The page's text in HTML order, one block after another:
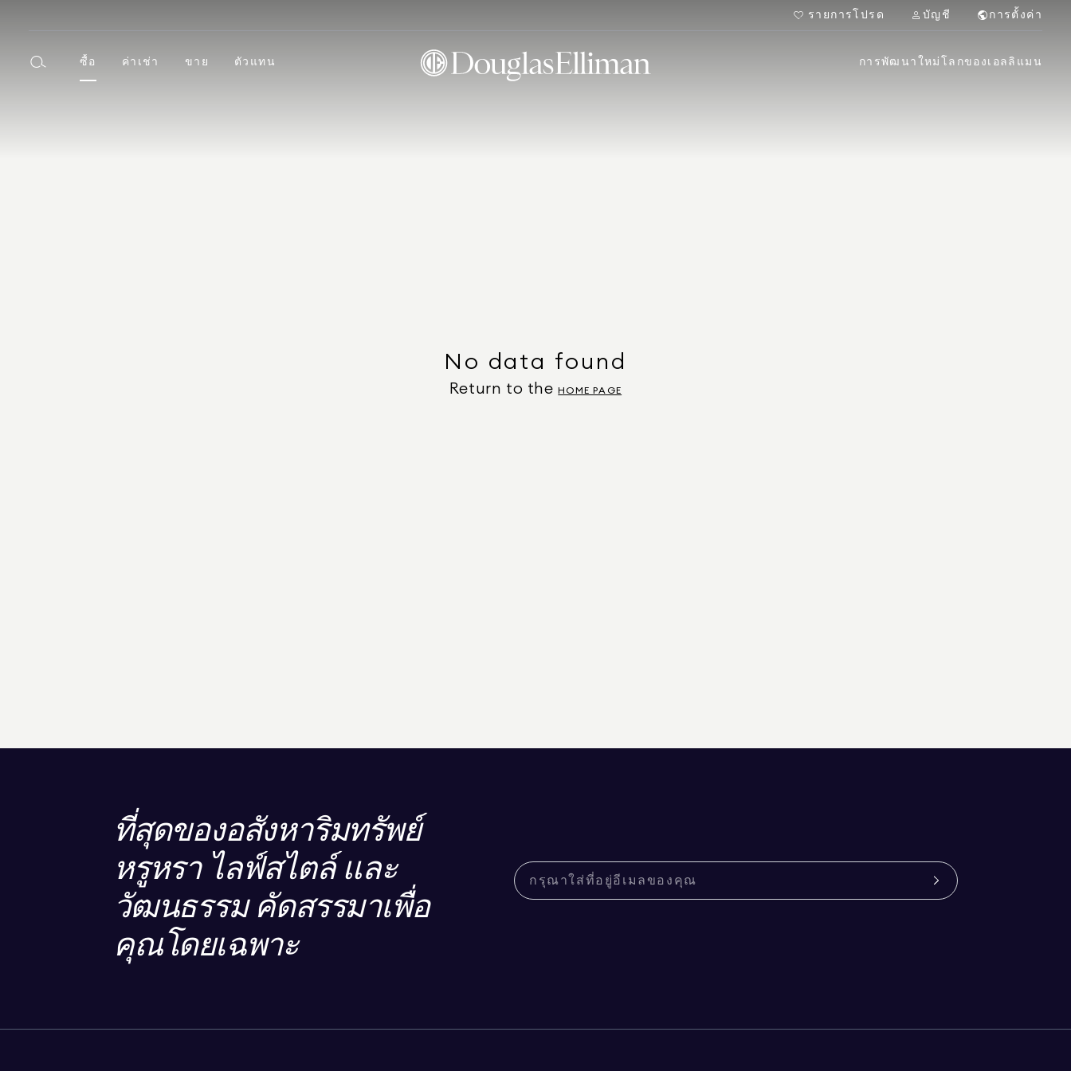
รายการโปรด บัญชี การตั้งค่า
ซื้อ ค่าเช่า ขาย ตัวแทน การพัฒนาใหม่ โลกของเอลลิแมน
No data found
Return to the HOME PAGE
ที่สุดของอสังหาริมทรัพย์
หรูหรา ไลฟ์สไตล์ และ
วัฒนธรรม คัดสรรมาเพื่อ
คุณโดยเฉพาะ